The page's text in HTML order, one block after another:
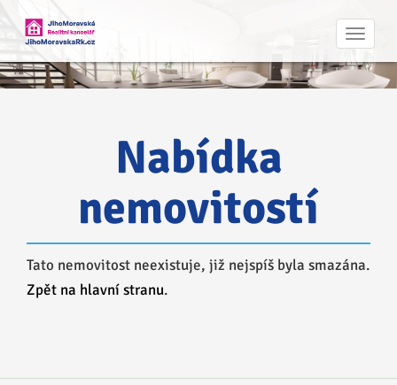
Nabídka
nemovitostí
Tato nemovitost neexistuje, již nejspíš byla smazána.
Zpět na hlavní stranu.